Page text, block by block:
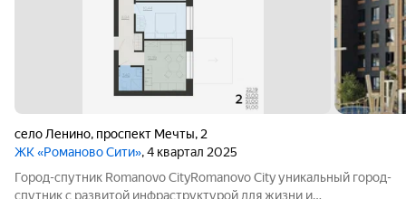
село Ленино, проспект Мечты, 2
ЖК «Романово Сити», 4 квартал 2025
Город-спутник Romanovo CityRomanovo City уникальный город-
спутник с развитой инфраструктурой для жизни и